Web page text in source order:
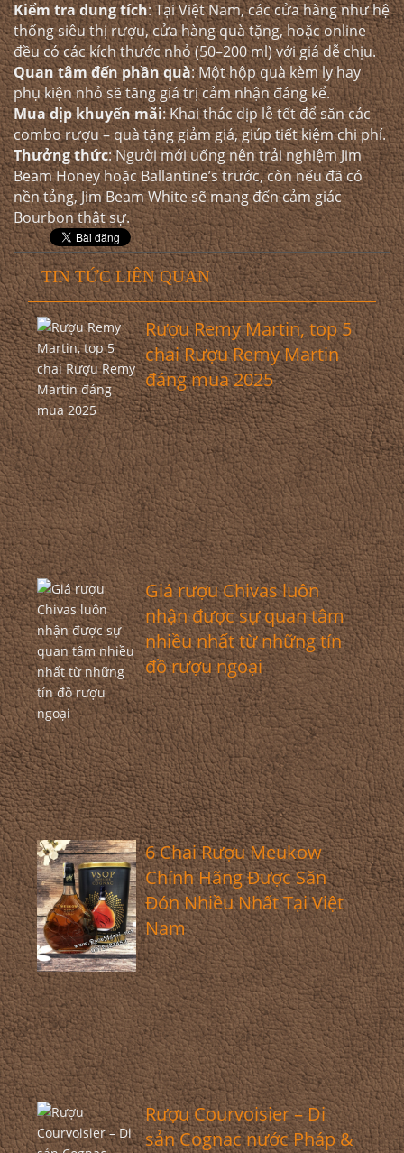
Kiểm tra dung tích: Tại Việt Nam, các cửa hàng như hệ
thống siêu thị rượu, cửa hàng quà tặng, hoặc online
đều có các kích thước nhỏ (50–200 ml) với giá dễ chịu.
Quan tâm đến phần quà: Một hộp quà kèm ly hay
phụ kiện nhỏ sẽ tăng giá trị cảm nhận đáng kể.
Mua dịp khuyến mãi: Khai thác dịp lễ tết để săn các
combo rượu – quà tặng giảm giá, giúp tiết kiệm chi phí.
Thưởng thức: Người mới uống nên trải nghiệm Jim
Beam Honey hoặc Ballantine’s trước, còn nếu đã có
nền tảng, Jim Beam White sẽ mang đến cảm giác
Bourbon thật sự.
TIN TỨC LIÊN QUAN
Rượu Remy Martin, top 5
chai Rượu Remy Martin
đáng mua 2025
Giá rượu Chivas luôn
nhận được sự quan tâm
nhiều nhất từ những tín
đồ rượu ngoại
6 Chai Rượu Meukow
Chính Hãng Được Săn
Đón Nhiều Nhất Tại Việt
Nam
Rượu Courvoisier – Di
sản Cognac nước Pháp &